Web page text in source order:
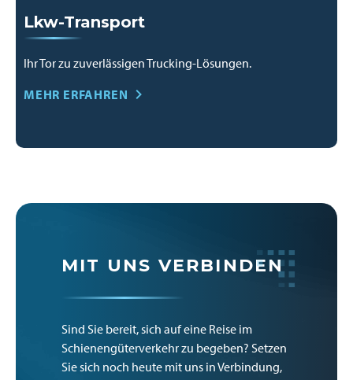
Lkw-Transport
Ihr Tor zu zuverlässigen Trucking-Lösungen.
MEHR ERFAHREN
MIT UNS VERBINDEN
Sind Sie bereit, sich auf eine Reise im
Schienengüterverkehr zu begeben? Setzen
Sie sich noch heute mit uns in Verbindung,